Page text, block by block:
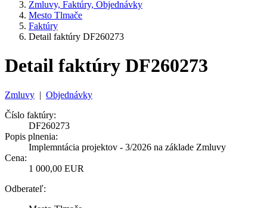
Zmluvy, Faktúry, Objednávky
Mesto Tlmače
Faktúry
Detail faktúry DF260273
Detail faktúry DF260273
Zmluvy | Objednávky
Číslo faktúry:
DF260273
Popis plnenia:
Implemntácia projektov - 3/2026 na základe Zmluvy
Cena:
1 000,00 EUR
Odberateľ: